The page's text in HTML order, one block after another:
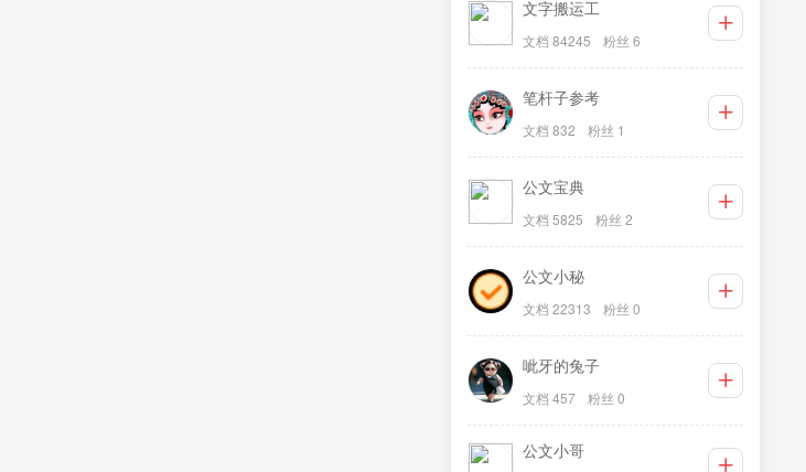
文字搬运工
文档 84245 粉丝 6
笔杆子参考
文档 832 粉丝 1
公文宝典
文档 5825 粉丝 2
公文小秘
文档 22313 粉丝 0
呲牙的兔子
文档 457 粉丝 0
公文小哥